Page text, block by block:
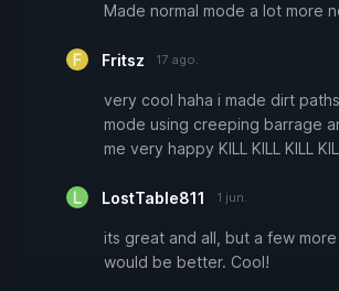
Made normal mode a lot more
Fritsz 17 ago.
very cool haha i made dirt
mode using creeping barrage
me very happy KILL KILL KILL
LostTable811 1 jun.
its great and all, but a few
would be better. Cool!